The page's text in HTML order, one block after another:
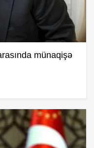
münaqişə